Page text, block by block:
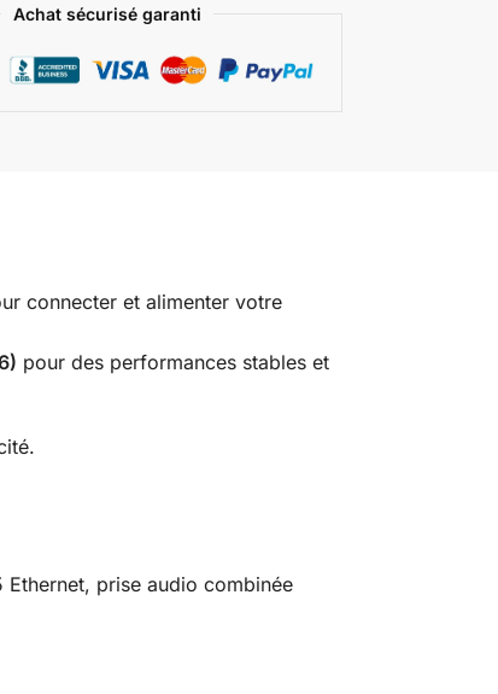
Achat sécurisé garanti
connecter et alimenter votre
pour des performances stables et
prise audio combinée